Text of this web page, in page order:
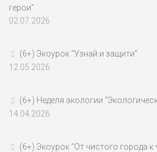
герои”
02.07.2026
(6+) Экоурок “Узнай и защити”
12.05.2026
(6+) Неделя экологии
14.04.2026
(6+) Экоурок “От чистого города к